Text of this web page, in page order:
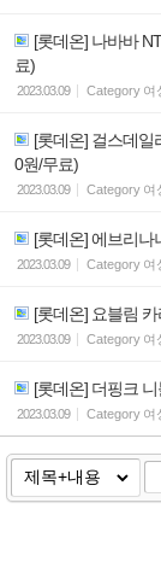
[롯데온] 나바바
료)
2023.03.09 Category 여
[롯데온] 걸스데일
0원/무료)
2023.03.09 Category 여
[롯데온] 에브리나
2023.03.09 Category 여
[롯데온] 요블림
2023.03.09 Category 여
[롯데온] 더핑크
2023.03.09 Category 여